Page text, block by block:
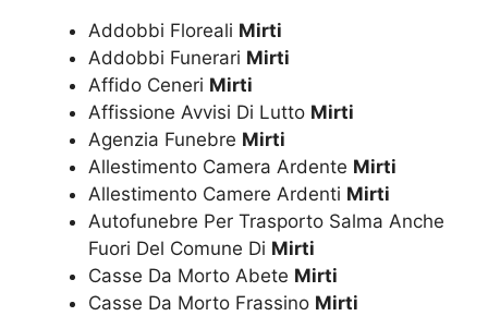
Addobbi Floreali Mirti
Addobbi Funerari Mirti
Affido Ceneri Mirti
Affissione Avvisi Di Lutto Mirti
Agenzia Funebre Mirti
Allestimento Camera Ardente Mirti
Allestimento Camere Ardenti Mirti
Autofunebre Per Trasporto Salma Anche
Fuori Del Comune Di Mirti
Casse Da Morto Abete Mirti
Casse Da Morto Frassino Mirti